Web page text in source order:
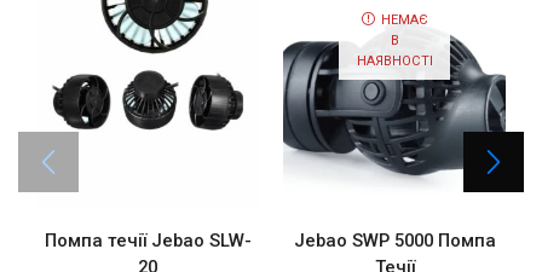
Помпа течії Jebao SLW-
20
НЕМАЄ
В
НАЯВНОСТІ
Jebao SWP 5000 Помпа
Течії